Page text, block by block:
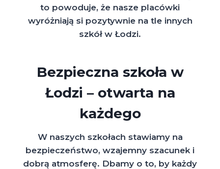
to powoduje, że nasze placówki
wyróżniają si pozytywnie na tle innych
szkół w Łodzi.
Bezpieczna szkoła w
Łodzi – otwarta na
każdego
W naszych szkołach stawiamy na
bezpieczeństwo, wzajemny szacunek i
dobrą atmosferę. Dbamy o to, by każdy